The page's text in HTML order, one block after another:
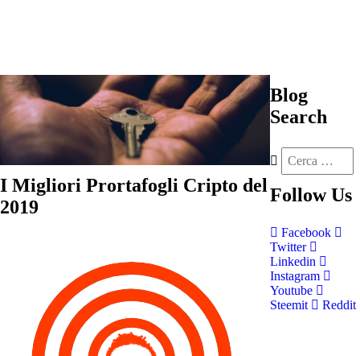
I Migliori Prortafogli Cripto del
2019
Blog
Search
Follow Us
Facebook
Twitter
Linkedin
Instagram
Youtube
Steemit
Reddit